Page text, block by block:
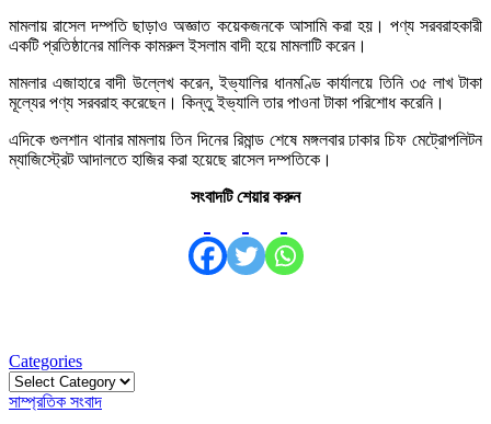
মামলায় রাসেল দম্পতি ছাড়াও অজ্ঞাত কয়েকজনকে আসামি করা হয়। পণ্য সরবরাহকারী
একটি প্রতিষ্ঠানের মালিক কামরুল ইসলাম বাদী হয়ে মামলাটি করেন।
মামলার এজাহারে বাদী উল্লেখ করেন, ইভ্যালির ধানমণ্ডি কার্যালয়ে তিনি ৩৫ লাখ টাকা
মূল্যের পণ্য সরবরাহ করেছেন। কিন্তু ইভ্যালি তার পাওনা টাকা পরিশোধ করেনি।
এদিকে গুলশান থানার মামলায় তিন দিনের রিমান্ড শেষে মঙ্গলবার ঢাকার চিফ মেট্রোপলিটন
ম্যাজিস্ট্রেট আদালতে হাজির করা হয়েছে রাসেল দম্পতিকে।
সংবাদটি শেয়ার করুন
Categories
Categories
সাম্প্রতিক সংবাদ